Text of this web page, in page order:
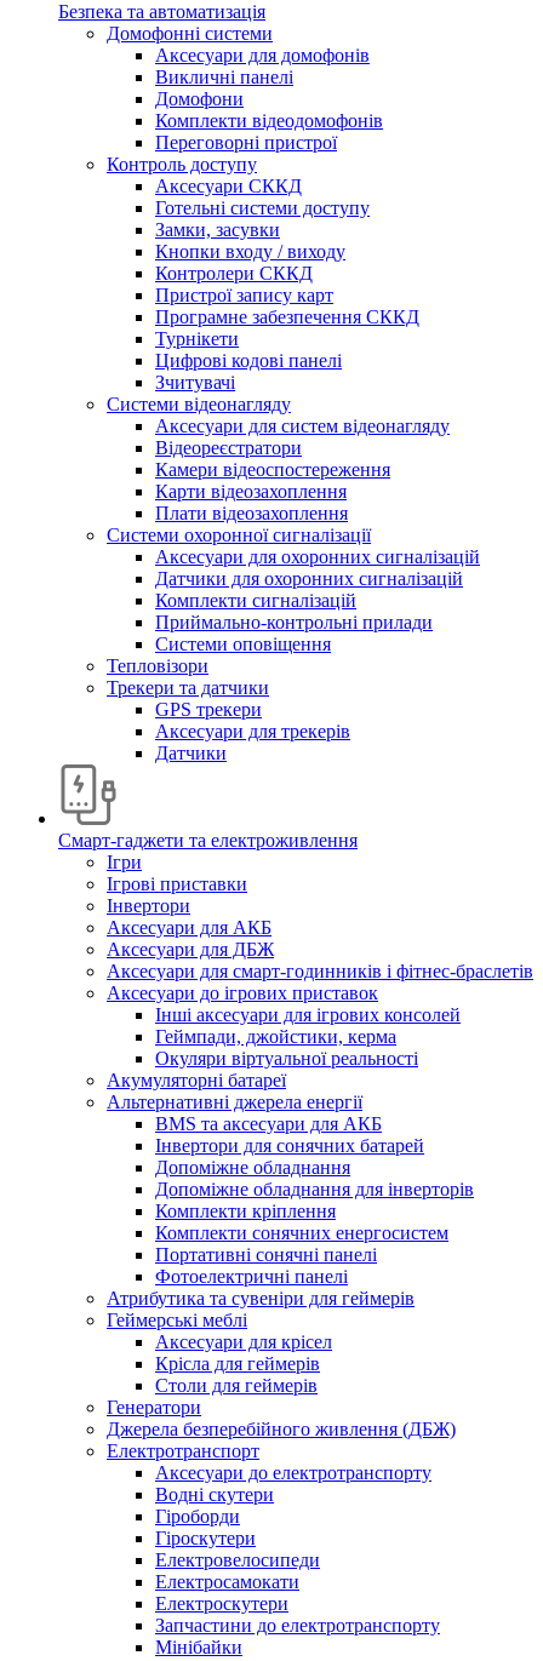
Безпека та автоматизація
Домофонні системи
Аксесуари для домофонів
Викличні панелі
Домофони
Комплекти відеодомофонів
Переговорні пристрої
Контроль доступу
Аксесуари СККД
Готельні системи доступу
Замки, засувки
Кнопки входу / виходу
Контролери СККД
Пристрої запису карт
Програмне забезпечення СККД
Турнікети
Цифрові кодові панелі
Зчитувачі
Системи відеонагляду
Аксесуари для систем відеонагляду
Відеореєстратори
Камери відеоспостереження
Карти відеозахоплення
Плати відеозахоплення
Системи охоронної сигналізації
Аксесуари для охоронних сигналізацій
Датчики для охоронних сигналізацій
Комплекти сигналізацій
Приймально-контрольні прилади
Системи оповіщення
Тепловізори
Трекери та датчики
GPS трекери
Аксесуари для трекерів
Датчики
Смарт-гаджети та електроживлення
Ігри
Ігрові приставки
Інвертори
Аксесуари для АКБ
Аксесуари для ДБЖ
Аксесуари для смарт-годинників і фітнес-браслетів
Аксесуари до ігрових приставок
Інші аксесуари для ігрових консолей
Геймпади, джойстики, керма
Окуляри віртуальної реальності
Акумуляторні батареї
Альтернативні джерела енергії
BMS та аксесуари для АКБ
Інвертори для сонячних батарей
Допоміжне обладнання
Допоміжне обладнання для інверторів
Комплекти кріплення
Комплекти сонячних енергосистем
Портативні сонячні панелі
Фотоелектричні панелі
Атрибутика та сувеніри для геймерів
Геймерські меблі
Аксесуари для крісел
Крісла для геймерів
Столи для геймерів
Генератори
Джерела безперебійного живлення (ДБЖ)
Електротранспорт
Аксесуари до електротранспорту
Водні скутери
Гіроборди
Гіроскутери
Електровелосипеди
Електросамокати
Електроскутери
Запчастини до електротранспорту
Мінібайки